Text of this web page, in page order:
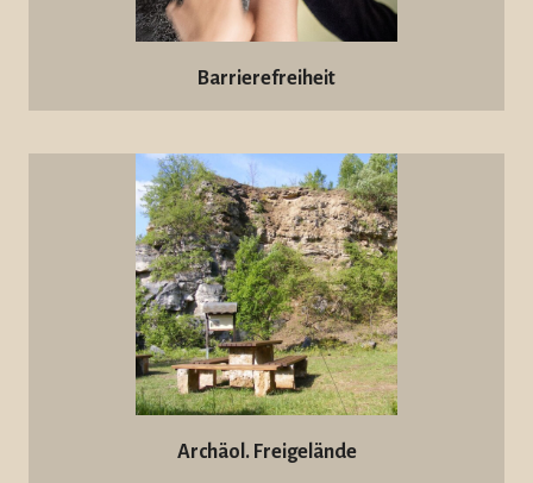
Barrierefreiheit
Archäol. Freigelände